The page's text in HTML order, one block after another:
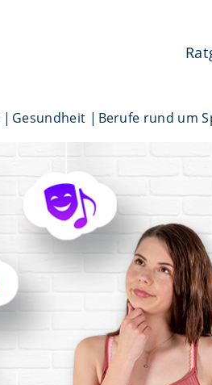
Gesundheit Berufe rund um